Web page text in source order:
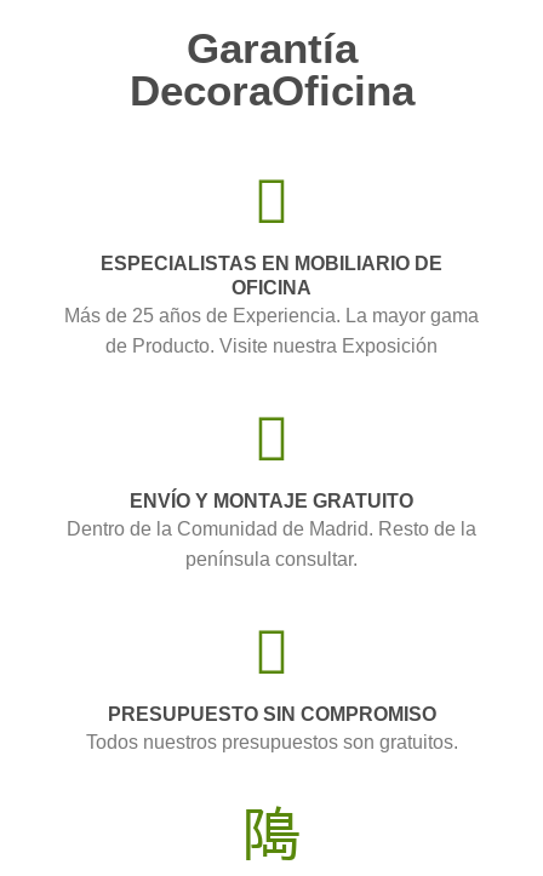
Garantía
DecoraOficina
ESPECIALISTAS EN MOBILIARIO DE
OFICINA
Más de 25 años de Experiencia. La mayor gama
de Producto. Visite nuestra Exposición
ENVÍO Y MONTAJE GRATUITO
Dentro de la Comunidad de Madrid. Resto de la
península consultar.
PRESUPUESTO SIN COMPROMISO
Todos nuestros presupuestos son gratuitos.